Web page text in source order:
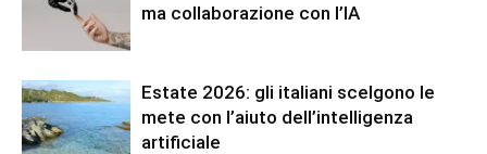
ma collaborazione con l’IA
Estate 2026: gli italiani scelgono le
mete con l’aiuto dell’intelligenza
artificiale